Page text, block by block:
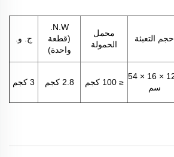
حجم التعبئة
محمل
الحمولة
(قطعة
واحدة)
ج. و.
128 × 16 × 54
سم
≤ 100 كجم 2.8 كجم 3 كجم